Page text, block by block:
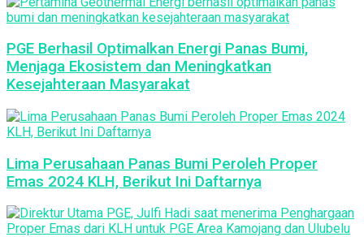
PGE Berhasil Optimalkan Energi Panas Bumi,
Menjaga Ekosistem dan Meningkatkan
Kesejahteraan Masyarakat
Lima Perusahaan Panas Bumi Peroleh Proper
Emas 2024 KLH, Berikut Ini Daftarnya